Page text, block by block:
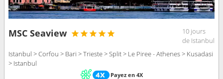
MSC Seaview
10 jours
de Istanbul
Istanbul > Corfou > Bari > Trieste > Split > Le Piree - Athenes > Kusadasi
> Istanbul
Payez en 4X